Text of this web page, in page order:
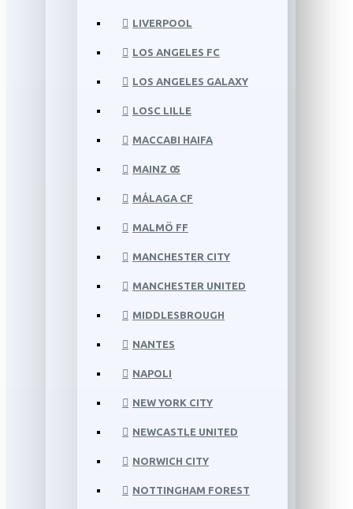
LIVERPOOL
LOS ANGELES FC
LOS ANGELES GALAXY
LOSC LILLE
MACCABI HAIFA
MAINZ 05
MÁLAGA CF
MALMÖ FF
MANCHESTER CITY
MANCHESTER UNITED
MIDDLESBROUGH
NANTES
NAPOLI
NEW YORK CITY
NEWCASTLE UNITED
NORWICH CITY
NOTTINGHAM FOREST